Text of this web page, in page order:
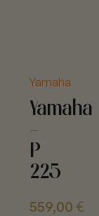
Yamaha
Yamaha
-
P
225
559,00 €